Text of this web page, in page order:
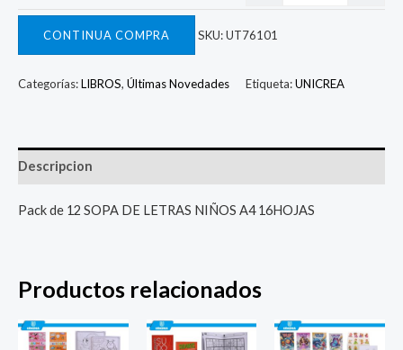
CONTINUA COMPRA SKU:UT76101
Categorías:LIBROS, Últimas Novedades Etiqueta:UNICREA
Descripcion
Pack de 12 SOPA DE LETRAS NIÑOS A4 16HOJAS
Productos relacionados